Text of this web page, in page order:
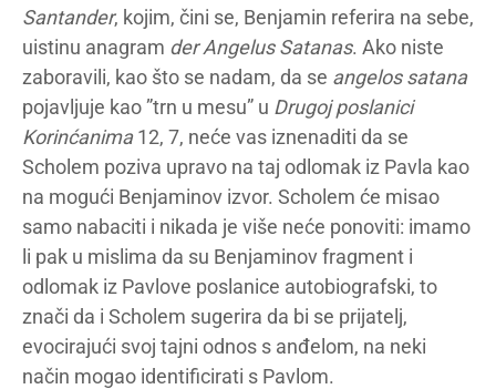
Santander, kojim, čini se, Benjamin referira na sebe,
uistinu anagram der Angelus Satanas. Ako niste
zaboravili, kao što se nadam, da se angelos satana
pojavljuje kao ”trn u mesu” u Drugoj poslanici
Korinćanima12, 7, neće vas iznenaditi da se
Scholem poziva upravo na taj odlomak iz Pavla kao
na mogući Benjaminov izvor. Scholem će misao
samo nabaciti i nikada je više neće ponoviti: imamo
li pak u mislima da su Benjaminov fragment i
odlomak iz Pavlove poslanice autobiografski, to
znači da i Scholem sugerira da bi se prijatelj,
evocirajući svoj tajni odnos s anđelom, na neki
način mogao identificirati s Pavlom.